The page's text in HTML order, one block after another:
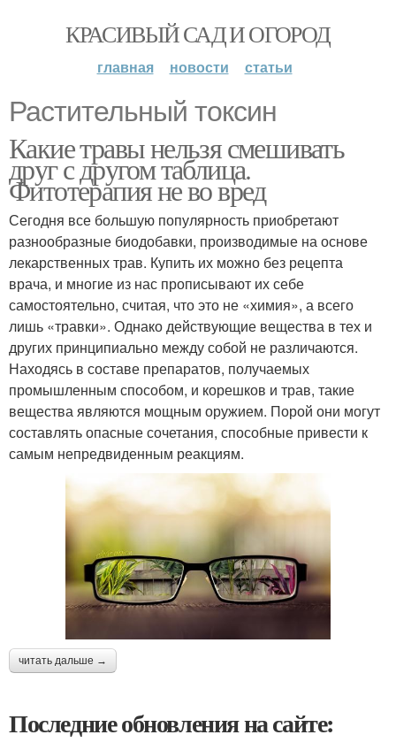
КРАСИВЫЙ САД И ОГОРОД
главная новости статьи
Растительный токсин
Какие травы нельзя смешивать
друг с другом таблица.
Фитотерапия не во вред
Сегодня все большую популярность приобретают
разнообразные биодобавки, производимые на основе
лекарственных трав. Купить их можно без рецепта
врача, и многие из нас прописывают их себе
самостоятельно, считая, что это не «химия», а всего
лишь «травки». Однако действующие вещества в тех и
других принципиально между собой не различаются.
Находясь в составе препаратов, получаемых
промышленным способом, и корешков и трав, такие
вещества являются мощным оружием. Порой они могут
составлять опасные сочетания, способные привести к
самым непредвиденным реакциям.
читать дальше →
Последние обновления на сайте: